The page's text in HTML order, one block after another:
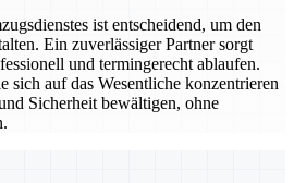
ist entscheidend, um den
Ein zuverlässiger Partner sorgt
und termingerecht ablaufen.
sich auf das Wesentliche konzentrieren
Sicherheit bewältigen, ohne